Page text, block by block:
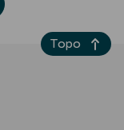
Topo